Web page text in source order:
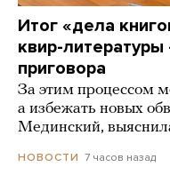
Итог «дела
квир-
приговора
За этим процессом
а избежать новых
Мединский,
НОВОСТИ 7 часов назад